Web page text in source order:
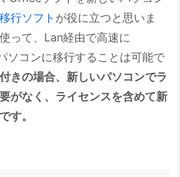
行ソフト が役に立つと思いま
って、Lan経由で高速に
コンに移行することは可能で
きの場合、新しいパソコンでラ
がなく、ライセンスを含めて新
す。